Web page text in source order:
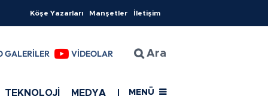
Köşe Yazarları Manşetler İletişim
GALERİLER VİDEOLAR Ara
TEKNOLOJİ MEDYA EĞİTİM SAĞLIK
MENÜ